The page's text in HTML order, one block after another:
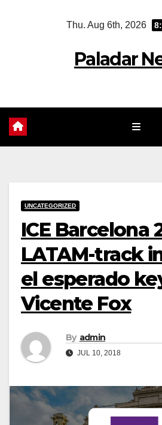
Thu. Aug 6th, 2026
Paladar
UNCATEGORIZED
ICE Barcelona
LATAM-track
el esperado
Vicente Fox
By admin
JUL 10, 2018